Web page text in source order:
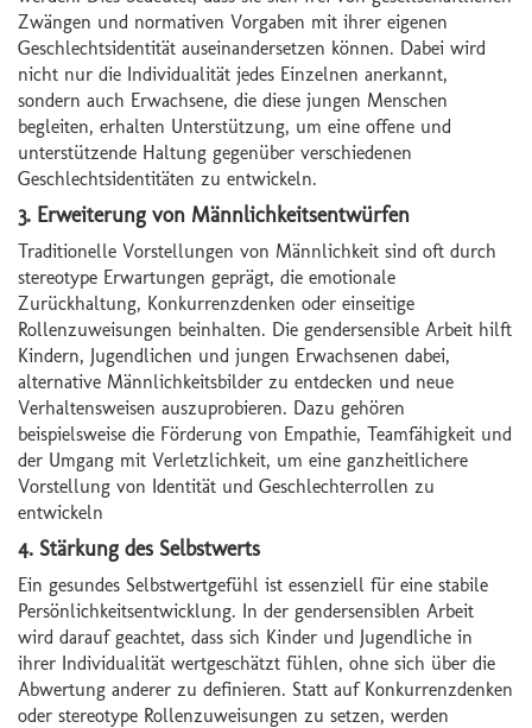
Zwängen und normativen Vorgaben mit ihrer eigenen
Geschlechtsidentität auseinandersetzen können. Dabei wird
nicht nur die Individualität jedes Einzelnen anerkannt,
sondern auch Erwachsene, die diese jungen Menschen
begleiten, erhalten Unterstützung, um eine offene und
unterstützende Haltung gegenüber verschiedenen
Geschlechtsidentitäten zu entwickeln.
3. Erweiterung von Männlichkeitsentwürfen
Traditionelle Vorstellungen von Männlichkeit sind oft durch
stereotype Erwartungen geprägt, die emotionale
Zurückhaltung, Konkurrenzdenken oder einseitige
Rollenzuweisungen beinhalten. Die gendersensible Arbeit hilft
Kindern, Jugendlichen und jungen Erwachsenen dabei,
alternative Männlichkeitsbilder zu entdecken und neue
Verhaltensweisen auszuprobieren. Dazu gehören
beispielsweise die Förderung von Empathie, Teamfähigkeit und
der Umgang mit Verletzlichkeit, um eine ganzheitlichere
Vorstellung von Identität und Geschlechterrollen zu
entwickeln
4. Stärkung des Selbstwerts
Ein gesundes Selbstwertgefühl ist essenziell für eine stabile
Persönlichkeitsentwicklung. In der gendersensiblen Arbeit
wird darauf geachtet, dass sich Kinder und Jugendliche in
ihrer Individualität wertgeschätzt fühlen, ohne sich über die
Abwertung anderer zu definieren. Statt auf Konkurrenzdenken
oder stereotype Rollenzuweisungen zu setzen, werden